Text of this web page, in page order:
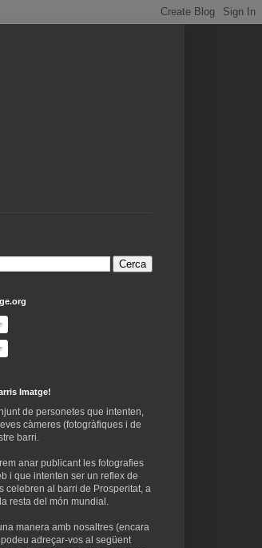
Imatge!
de personetes que intenten,
càmeres (fotogràfiques i de
barri.
anar publicant les fotografies
i que intenten ser un reflex de
celebren al barri de Prosperitat, a
resta del món mundial.
manera amb nosaltres (encara
adreçar-vos al següent